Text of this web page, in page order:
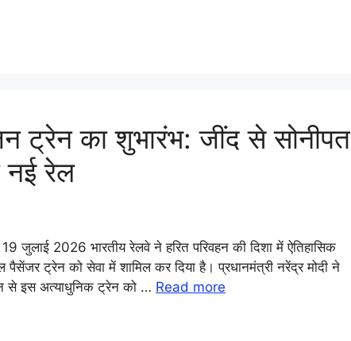
ट्रेन का शुभारंभ: जींद से सोनीपत
नई रेल
जुलाई 2026 भारतीय रेलवे ने हरित परिवहन की दिशा में ऐतिहासिक
ट्रेन को सेवा में शामिल कर दिया है। प्रधानमंत्री नरेंद्र मोदी ने
से इस अत्याधुनिक ट्रेन को … Read more